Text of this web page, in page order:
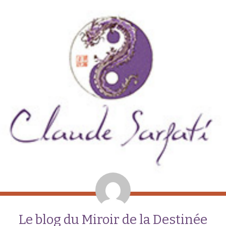
Le blog du Miroir de la Destinée